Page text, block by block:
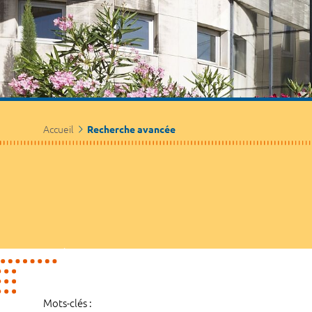
Accueil Recherche avancée
Mots-clés :